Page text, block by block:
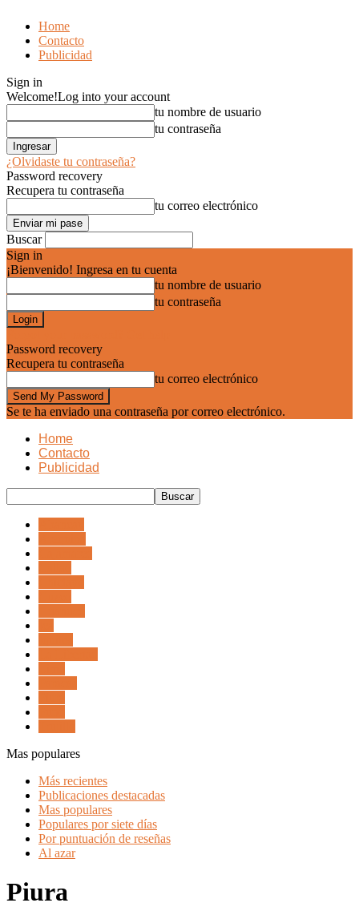
Home
Contacto
Publicidad
Sign in
Welcome!Log into your account
tu nombre de usuario
tu contraseña
¿Olvidaste tu contraseña?
Password recovery
Recupera tu contraseña
tu correo electrónico
Buscar
Sign in
¡Bienvenido! Ingresa en tu cuenta
tu nombre de usuario
tu contraseña
Password recovery
Recupera tu contraseña
tu correo electrónico
Se te ha enviado una contraseña por correo electrónico.
Home
Contacto
Publicidad
Mas populares
Más recientes
Publicaciones destacadas
Mas populares
Populares por siete días
Por puntuación de reseñas
Al azar
Piura